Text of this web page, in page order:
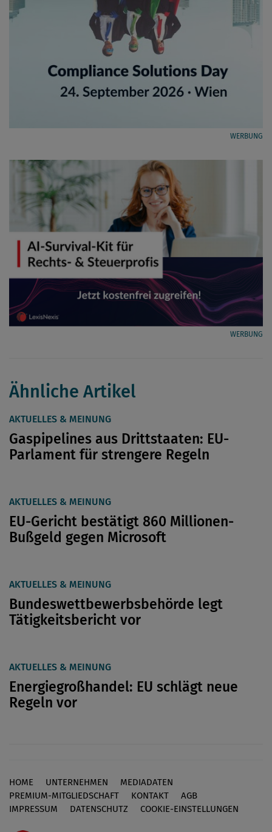
WERBUNG
WERBUNG
Ähnliche Artikel
AKTUELLES & MEINUNG
Gaspipelines aus Drittstaaten: EU-
Parlament für strengere Regeln
AKTUELLES & MEINUNG
EU-Gericht bestätigt 860 Millionen-
Bußgeld gegen Microsoft
AKTUELLES & MEINUNG
Bundeswettbewerbsbehörde legt
Tätigkeitsbericht vor
AKTUELLES & MEINUNG
Energiegroßhandel: EU schlägt neue
Regeln vor
Footer
HOME UNTERNEHMEN
MEDIADATEN
PREMIUM-MITGLIEDSCHAFT
KONTAKT
AGB
IMPRESSUM
DATENSCHUTZ COOKIE-EINSTELLUNGEN